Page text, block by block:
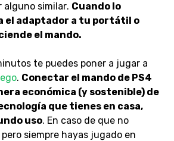
alguno similar. Cuando lo
el adaptador a tu portátil o
el mando.
te puedes poner a jugar a
. Conectar el mando de PS4
económica (y sostenible) de
que tienes en casa,
uso. En caso de que no
siempre hayas jugado en